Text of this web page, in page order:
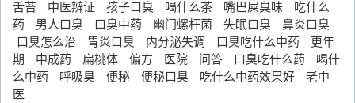
舌苔
中医辨证 孩子口臭 喝什么茶 嘴巴屎臭味
吃什么
药
男人口臭 口臭中药 幽门螺杆菌 失眠口臭
鼻炎口臭
口臭怎么治
胃炎口臭 内分泌失调 口臭吃什么中药
更年
期
中成药 扁桃体 偏方 医院 问答 口臭吃什么药
喝什
么中药
呼吸臭 便秘 便秘口臭 吃什么中药效果好
老中
医